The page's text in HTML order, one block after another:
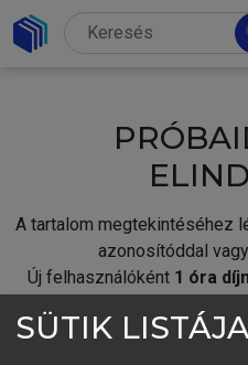
A tartalom megtekintéséhez
azonosítóddal
Új felhasználóként 1 óra
SÜTIK